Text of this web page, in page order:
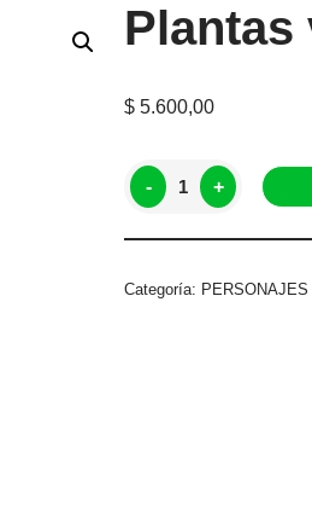
Plantas
$ 5.600,00
- +
Categoría: PERSONAJES